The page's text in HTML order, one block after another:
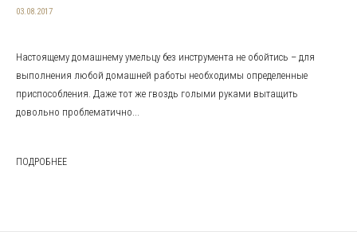
03.08.2017
Настоящему домашнему умельцу без инструмента не обойтись – для
выполнения любой домашней работы необходимы определенные
приспособления. Даже тот же гвоздь голыми руками вытащить
довольно проблематично...
ПОДРОБНЕЕ